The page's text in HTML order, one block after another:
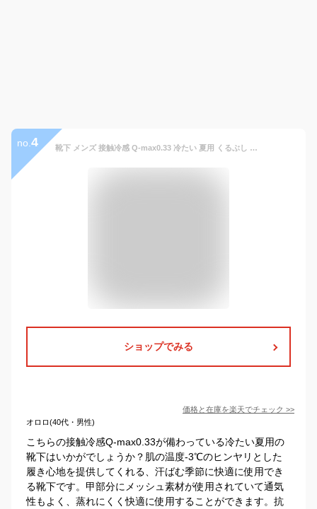
no. 4 靴下 メンズ 接触冷感 Q-max0.33 冷たい 夏用 くるぶし ハーフ ショート丈 抗菌防臭 メッシュ ビジネス スクール 黒 25-27cm 4足セット
ショップでみる
価格と在庫を楽天でチェック >>
オロロ(40代・男性)
こちらの接触冷感Q-max0.33が備わっている冷たい夏用の
靴下はいかがでしょうか？肌の温度-3℃のヒンヤリとした
履き心地を提供してくれる、汗ばむ季節に快適に使用でき
る靴下です。甲部分にメッシュ素材が使用されていて通気
性もよく、蒸れにくく快適に使用することができます。抗